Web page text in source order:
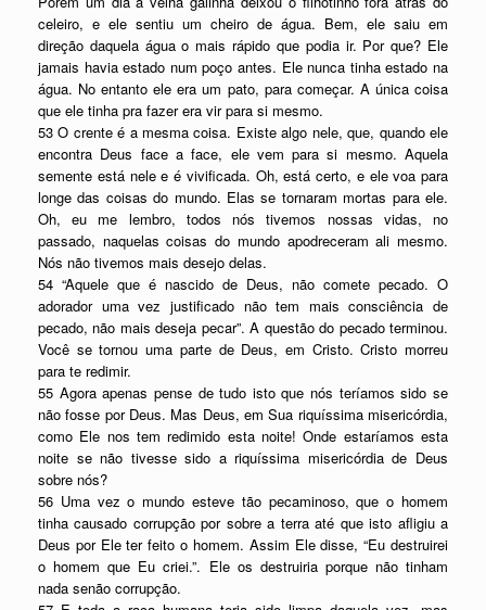
celeiro, e ele sentiu um cheiro de água. Bem, ele saiu em
direção daquela água o mais rápido que podia ir. Por que? Ele
jamais havia estado num poço antes. Ele nunca tinha estado na
água. No entanto ele era um pato, para começar. A única coisa
que ele tinha pra fazer era vir para si mesmo.
53 O crente é a mesma coisa. Existe algo nele, que, quando ele
encontra Deus face a face, ele vem para si mesmo. Aquela
semente está nele e é vivificada. Oh, está certo, e ele voa para
longe das coisas do mundo. Elas se tornaram mortas para ele.
Oh, eu me lembro, todos nós tivemos nossas vidas, no
passado, naquelas coisas do mundo apodreceram ali mesmo.
Nós não tivemos mais desejo delas.
54 “Aquele que é nascido de Deus, não comete pecado. O
adorador uma vez justificado não tem mais consciência de
pecado, não mais deseja pecar”. A questão do pecado terminou.
Você se tornou uma parte de Deus, em Cristo. Cristo morreu
para te redimir.
55 Agora apenas pense de tudo isto que nós teríamos sido se
não fosse por Deus. Mas Deus, em Sua riquíssima misericórdia,
como Ele nos tem redimido esta noite! Onde estaríamos esta
noite se não tivesse sido a riquíssima misericórdia de Deus
sobre nós?
56 Uma vez o mundo esteve tão pecaminoso, que o homem
tinha causado corrupção por sobre a terra até que isto afligiu a
Deus por Ele ter feito o homem. Assim Ele disse, “Eu destruirei
o homem que Eu criei.”. Ele os destruiria porque não tinham
nada senão corrupção.